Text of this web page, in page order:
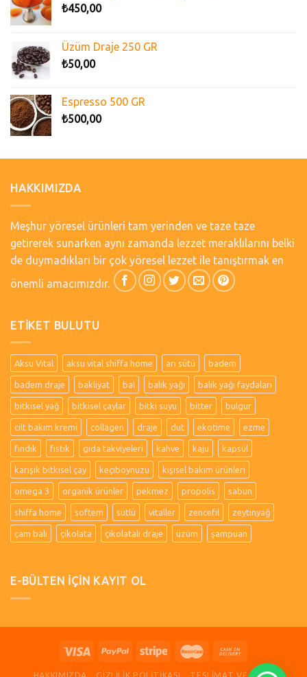
₺450,00
Üzüm Draje 250 GR
₺50,00
Espresso 500 GR
₺500,00
HAKKIMIZDA
Meşhur yöresel ürünleri tam yerinden ve taze taze
getirerek sunarken aynı zamanda lezzet meraklılarını belki
de duymadıkları bir çok yöresel lezzet ile tanıştırmak en
önemli amacımızdır.
ETIKET BULUTU
Aksu Vital aksu vital shiffa home arı sütü badem
badem draje bakliyat bal balık yağı balık yağı faydaları
bitkisel yağ bitkisel çaylar bitki suyu bitter bulgur
cilt bakım kremi collagen draje dut ekotime ezme
fındık fıstık gıda takviyeleri kahve kaju kapsül
karışık bitkisel çay keçiboynuzu kişisel bakım ürünleri
omega 3 organik ürünler pekmez propolis sabun
shiffa home softem sütlü vitaller zencefil zeytinyağ
çam balı çikolata çikolatalı draje üzüm şampuan
E-BÜLTEN İÇİN KAYIT OL
HAKKIMIZDA GIZLILIK POLITIKASI TESLIMAT VE İADE